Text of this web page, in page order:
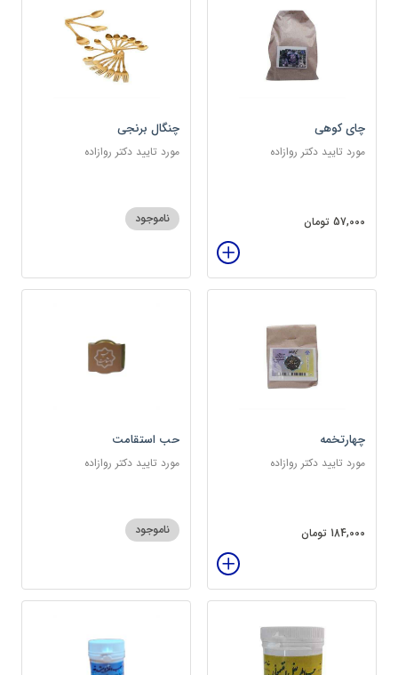
چای کوهی
مورد تایید دکتر روازاده
57,000 تومان
چنگال برنجی
مورد تایید دکتر روازاده
ناموجود
چهارتخمه
مورد تایید دکتر روازاده
184,000 تومان
حب استقامت
مورد تایید دکتر روازاده
ناموجود